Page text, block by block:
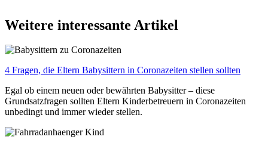
Weitere interessante Artikel
4 Fragen, die Eltern Babysittern in Coronazeiten stellen sollten
Egal ob einem neuen oder bewährten Babysitter – diese
Grundsatzfragen sollten Eltern Kinderbetreuern in Coronazeiten
unbedingt und immer wieder stellen.